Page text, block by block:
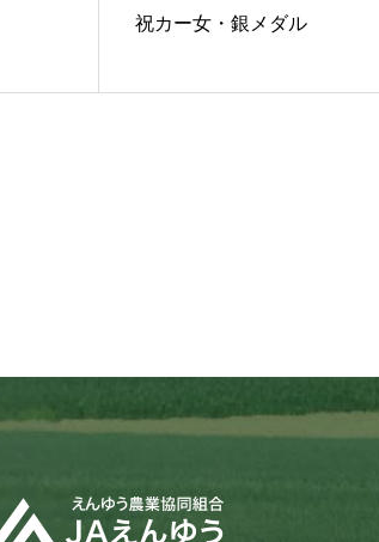
祝カー女・銀メダル